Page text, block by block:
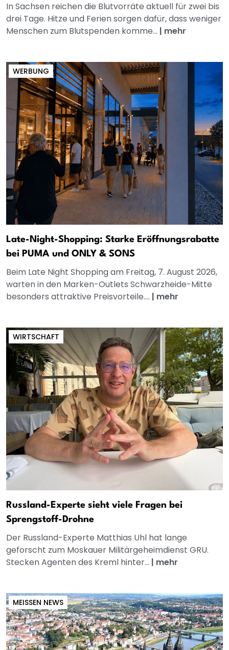
In Sachsen reichen die Blutvorräte aktuell für zwei bis
drei Tage. Hitze und Ferien sorgen dafür, dass weniger
Menschen zum Blutspenden komme... | mehr
WERBUNG
Late-Night-Shopping: Starke Eröffnungsrabatte
bei PUMA und ONLY & SONS
Beim Late Night Shopping am Freitag, 7. August 2026,
warten in den Marken-Outlets Schwarzheide-Mitte
besonders attraktive Preisvorteile.... | mehr
WIRTSCHAFT
Russland-Experte sieht viele Fragen bei
Sprengstoff-Drohne
Der Russland-Experte Matthias Uhl hat lange
geforscht zum Moskauer Militärgeheimdienst GRU.
Stecken Agenten des Kreml hinter... | mehr
MEISSEN NEWS